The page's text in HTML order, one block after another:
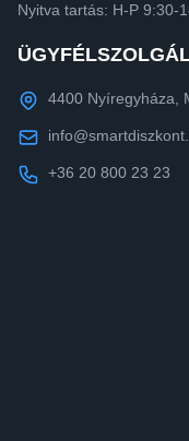
Nyitva tartás: H-P 9:30-
4400 Nyíregyháza,
+36 20 800 23 23